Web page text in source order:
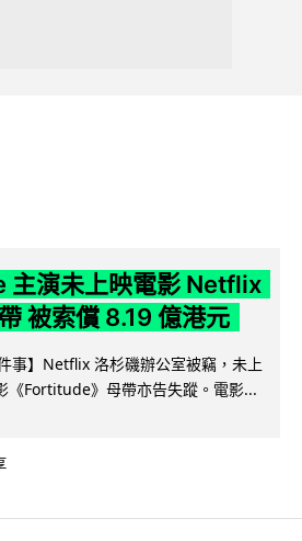
主演未上映電影 Netflix
被索償 8.19 億港元
事】Netflix 洛杉磯辦公室被竊，未上
《Fortitude》母帶亦告失蹤。電影...